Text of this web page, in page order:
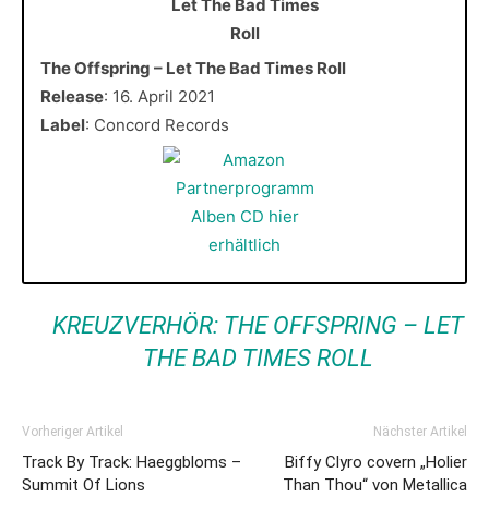
The Offspring – Let The Bad Times Roll
Release: 16. April 2021
Label: Concord Records
KREUZVERHÖR: THE OFFSPRING – LET
THE BAD TIMES ROLL
Vorheriger Artikel
Track By Track: Haeggbloms –
Summit Of Lions
Nächster Artikel
Biffy Clyro covern „Holier
Than Thou“ von Metallica